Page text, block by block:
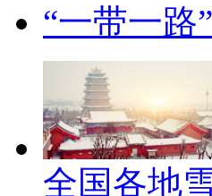
“一带一路
全国各地